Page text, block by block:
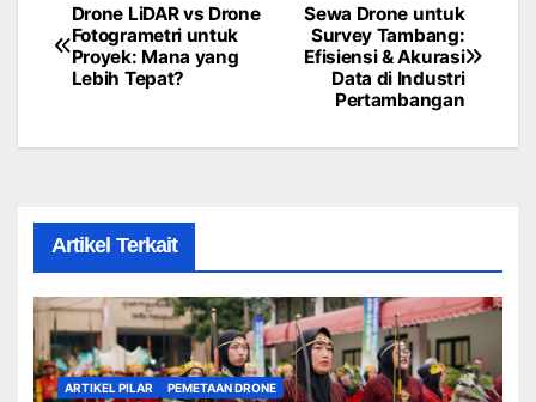
Post
navigation
Sewa Drone untuk
Survey Tambang:
Efisiensi & Akurasi
Data di Industri
Pertambangan
Drone LiDAR vs Drone
Fotogrametri untuk
Proyek: Mana yang
Lebih Tepat?
Artikel Terkait
ARTIKEL PILAR PEMETAAN DRONE